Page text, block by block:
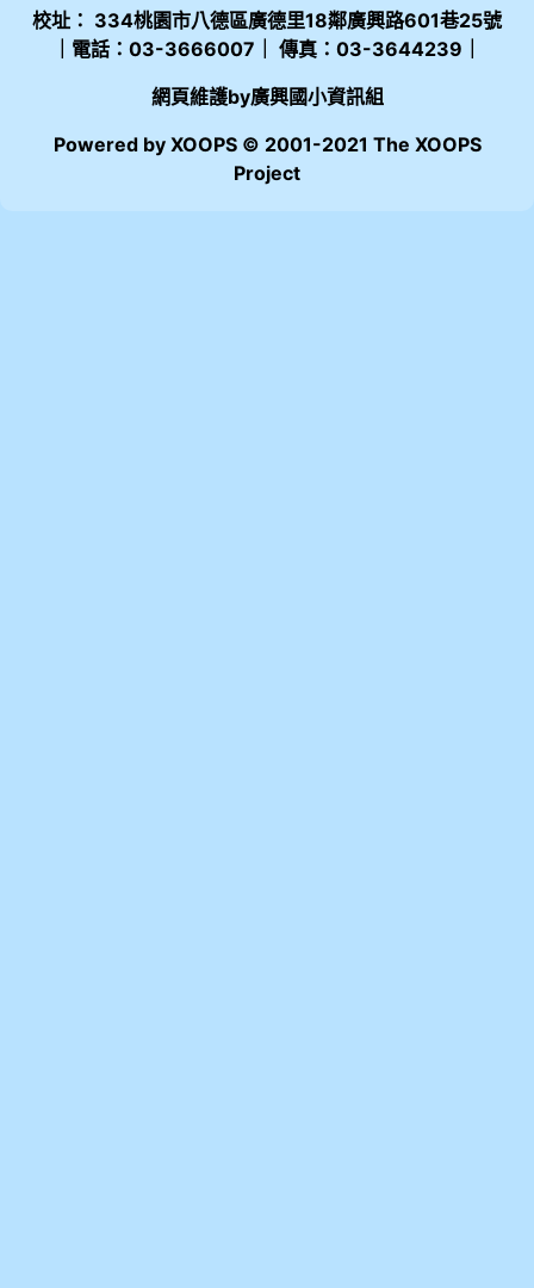
校址： 334桃園市八德區廣德里18鄰廣興路601巷25號
｜電話：03-3666007｜ 傳真：03-3644239｜
網頁維護by廣興國小資訊組
Powered by XOOPS © 2001-2021 The XOOPS
Project